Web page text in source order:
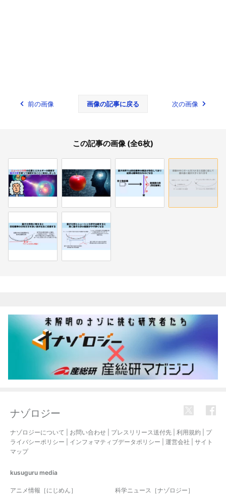
前の画像 画像の記事に戻る 次の画像
この記事の画像 (全6枚)
ナゾロジー
ナゾロジーについて お問い合わせ プレスリリース送付先 利用規約
プ
ライバシーポリシー
インフォマティブデータポリシー 運営会社
サイト
マップ
kusuguru media
アニメ情報［にじめん］ 科学ニュース［ナゾロジー］